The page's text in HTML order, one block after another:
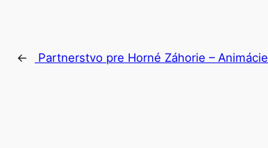
← Partnerstvo pre Horné Záhorie – Animácie